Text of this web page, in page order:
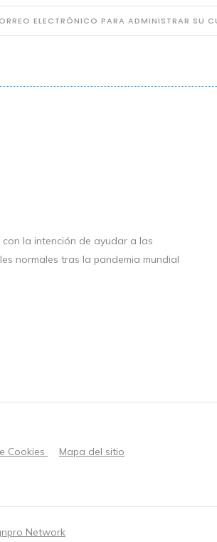
ELECTRÓNICO PARA ADMINISTRAR SU
la intención de ayudar a las
normales tras la pandemia mundial
Cookies Mapa del sitio
Network